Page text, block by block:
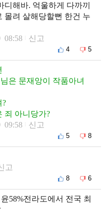
디해바. 억울하게 다까끼
몰려 살해당할뻔 한건 누
08:58 신고
4 5
은 문재앙이 작품아녀
?
죄 아니당가?
09:58 신고
5 8
고
8 6
58%전라도에서 전국 최